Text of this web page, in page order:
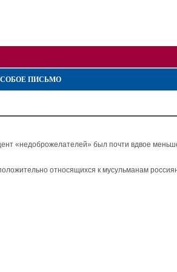
ПИСЬМО
«недоброжелателей» был почти вдвое
относящихся к мусульманам